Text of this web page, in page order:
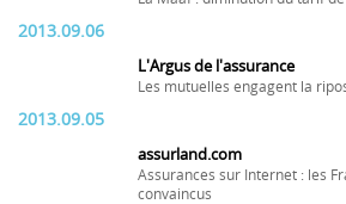
2013.09.06
L'Argus de l'assurance
Les mutuelles engagent la
2013.09.05
assurland.com
Assurances sur Internet : les
convaincus